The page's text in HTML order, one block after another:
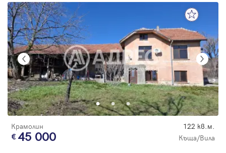
Крамолин 122 кв.м.
45 000 Къща/Вила